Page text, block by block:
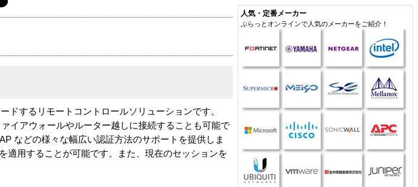
ドするリモートコントロールソリューションです。
イアウォールやルーター越しに接続することも可能で
などの様々な幅広い認証方法のサポートを提供しま
適用することが可能です。また、現在のセッションを
人気・定番メーカー
ぷらっとオンラインで人気のメーカーをご紹介！